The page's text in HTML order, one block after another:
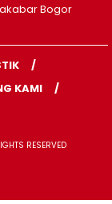
Bogor
KAMI
RESERVED